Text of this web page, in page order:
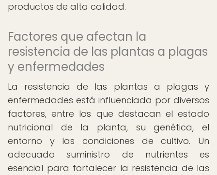
productos de alta calidad.
Factores que afectan la
resistencia de las plantas a plagas
y enfermedades
La resistencia de las plantas a plagas y
enfermedades está influenciada por diversos
factores, entre los que destacan el estado
nutricional de la planta, su genética, el
entorno y las condiciones de cultivo. Un
adecuado suministro de nutrientes es
esencial para fortalecer la resistencia de las